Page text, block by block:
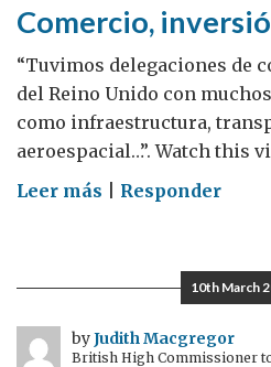
Comercio,
“Tuvimos delegaciones de
del Reino Unido con
como infraestructura,
aeroespacial…”. Watch this
Leer más onResponder
10th March
byJudith Macgregor
British High Commissioner